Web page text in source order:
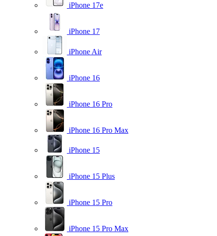
iPhone 17e
iPhone 17
iPhone Air
iPhone 16
iPhone 16 Pro
iPhone 16 Pro Max
iPhone 15
iPhone 15 Plus
iPhone 15 Pro
iPhone 15 Pro Max